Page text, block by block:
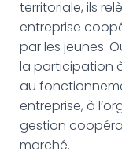
territoriale, ils
entreprise
par les jeunes.
la participation
au
entreprise, à
gestion
marché.